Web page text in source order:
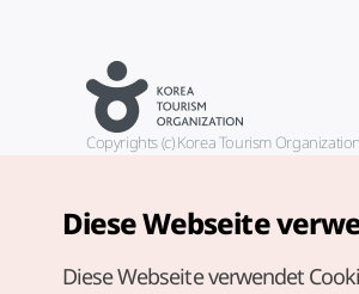
Copyrights (c) Korea Tourism
german@knto.or.kr
Diese Webseite
Diese Webseite verwendet